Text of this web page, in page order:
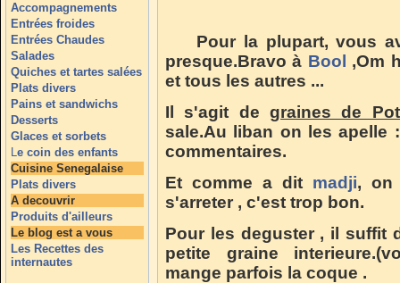
Accompagnements
Entrées froides
Entrées Chaudes
Salades
Quiches et tartes salées
Plats divers
Pains et sandwichs
Desserts
Glaces et sorbets
Le coin des enfants
Cuisine Senegalaise
Plats divers
A decouvrir
Produits d'ailleurs
Le blog est a vous
Les Recettes des
internautes
Pour la plupart, vous
presque.Bravo à Bool
,Om
et tous les autres ...
Il s'agit degraines de
sale.Au liban on les apelle
commentaires.
Et comme a dit madji, on
s'arreter , c'est trop bon.
Pour les deguster , il suffit
petite graine
mange parfois la coque .